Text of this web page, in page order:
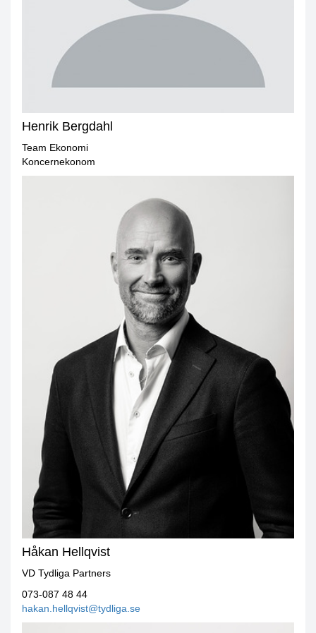
Henrik Bergdahl
Team Ekonomi
Koncernekonom
Håkan Hellqvist
VD Tydliga Partners
073-087 48 44
hakan.hellqvist@tydliga.se